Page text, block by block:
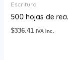
Escritura
500 hojas de
$336.41 IVA Inc.